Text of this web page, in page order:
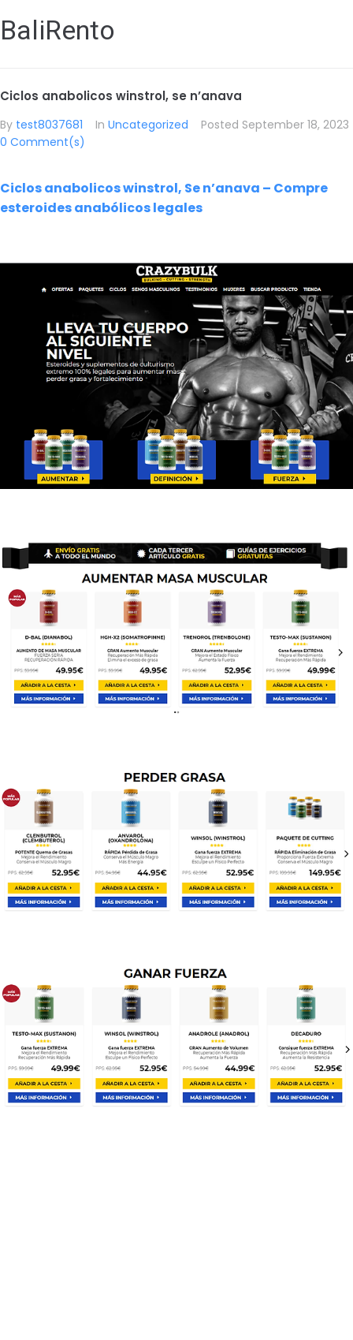
BaliRento
Ciclos anabolicos winstrol, se n’anava
By test8037681 In Uncategorized Posted September 18, 2023
0 Comment(s)
Ciclos anabolicos winstrol, Se n’anava – Compre
esteroides anabólicos legales